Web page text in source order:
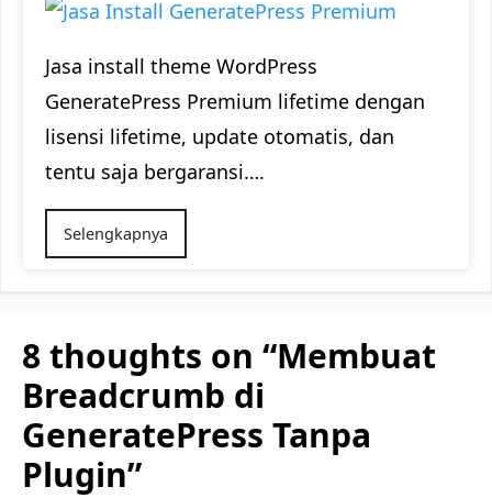
Jasa install theme WordPress
GeneratePress Premium lifetime dengan
lisensi lifetime, update otomatis, dan
tentu saja bergaransi….
Selengkapnya
8 thoughts on “Membuat
Breadcrumb di
GeneratePress Tanpa
Plugin”